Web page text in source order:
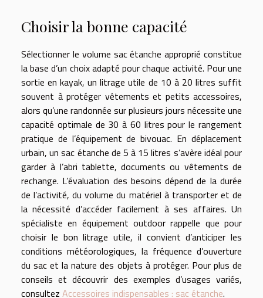
Choisir la bonne capacité
Sélectionner le volume sac étanche approprié constitue
la base d’un choix adapté pour chaque activité. Pour une
sortie en kayak, un litrage utile de 10 à 20 litres suffit
souvent à protéger vêtements et petits accessoires,
alors qu’une randonnée sur plusieurs jours nécessite une
capacité optimale de 30 à 60 litres pour le rangement
pratique de l’équipement de bivouac. En déplacement
urbain, un sac étanche de 5 à 15 litres s’avère idéal pour
garder à l’abri tablette, documents ou vêtements de
rechange. L’évaluation des besoins dépend de la durée
de l’activité, du volume du matériel à transporter et de
la nécessité d’accéder facilement à ses affaires. Un
spécialiste en équipement outdoor rappelle que pour
choisir le bon litrage utile, il convient d’anticiper les
conditions météorologiques, la fréquence d’ouverture
du sac et la nature des objets à protéger. Pour plus de
conseils et découvrir des exemples d’usages variés,
consultez Accessoires indispensables : sac étanche.